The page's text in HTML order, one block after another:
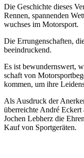
Die Geschichte dieses
Rennen, span­nen­den
wuch­ses im Motorsport.
Die Errun­gen­schaf­ten,
beeindruckend.
Es ist bewun­derns­wert,
schaft von
kom­men, um ihre
Als Ausdruck der
über­reichte André
Jochen Lebherz die
Kauf von Sportgeräten.